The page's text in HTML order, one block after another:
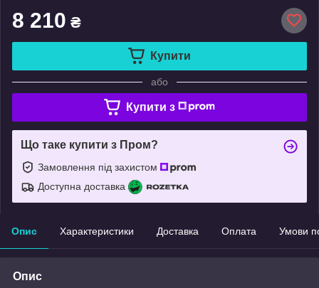
8 210 ₴
Купити
або
Купити з
Що таке купити з Пром?
Замовлення під захистом
Доступна доставка
Опис Характеристики Доставка Оплата Умови
Опис